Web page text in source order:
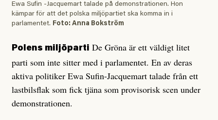
Ewa Sufin -Jacquemart talade på demonstrationen. Hon
kämpar för att det polska miljöpartiet ska komma in i
parlamentet. Foto: Anna Bokström
Polens miljöparti De Gröna är ett väldigt litet
parti som inte sitter med i parlamentet. En av deras
aktiva politiker Ewa Sufin-Jacquemart talade från ett
lastbilsflak som fick tjäna som provisorisk scen under
demonstrationen.